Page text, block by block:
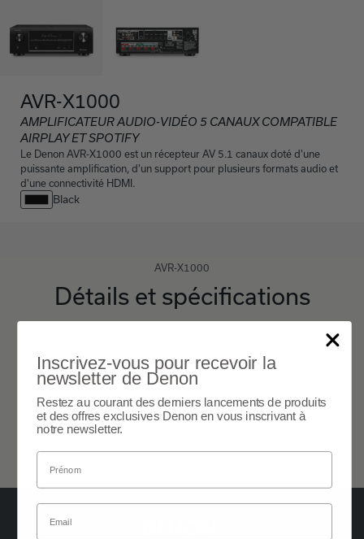
AVR-X1000
AMPLIFICATEUR AUDIO-VIDÉO 5 CANAUX COMPATIBLE
AIRPLAY ET SPOTIFY
Le Denon AVR-X1000 est un récepteur AV 5.1 canaux doté d'une
puissante amplification, d'un support pour plusieurs formats audio et
d'une connectivité HDMI.
Black
AVR-X1000
Détails et spécifications
Général
Inscrivez-vous pour recevoir la
newsletter de Denon
Restez au courant des derniers lancements de produits
et des offres exclusives Denon en vous inscrivant à
notre newsletter.